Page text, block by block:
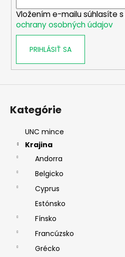
Vložením e-mailu súhlasíte s
ochrany osobných údajov
PRIHLÁSIŤ SA
Kategórie
UNC mince
Krajina
Andorra
Belgicko
Cyprus
Estónsko
Fínsko
Francúzsko
Grécko